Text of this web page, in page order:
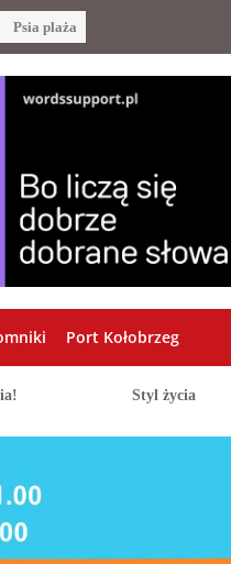
Psia plaża
Port Kołobrzeg
Styl życia